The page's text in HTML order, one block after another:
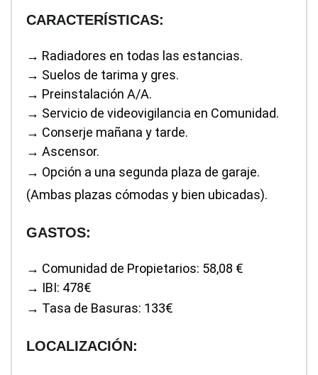
CARACTERÍSTICAS:
→ Radiadores en todas las estancias.
→ Suelos de tarima y gres.
→ Preinstalación A/A.
→ Servicio de videovigilancia en Comunidad.
→ Conserje mañana y tarde.
→ Ascensor.
→ Opción a una segunda plaza de garaje.
(Ambas plazas cómodas y bien ubicadas).
GASTOS:
→ Comunidad de Propietarios: 58,08 €
→ IBI: 478€
→ Tasa de Basuras: 133€
LOCALIZACIÓN: